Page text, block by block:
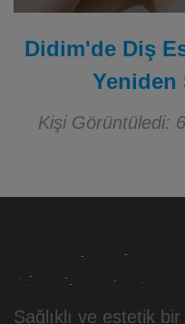
Didim'de Diş
Yeniden
Kişi Görüntüledi:
Sağlıklı ve estetik